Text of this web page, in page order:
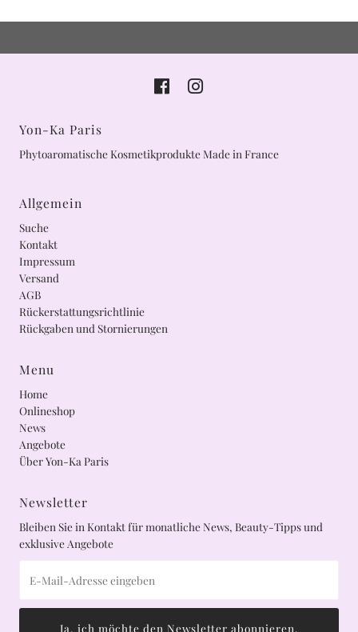
Yon-Ka Paris
Phytoaromatische Kosmetikprodukte Made in France
Allgemein
Suche
Kontakt
Impressum
Versand
AGB
Rückerstattungsrichtlinie
Rückgaben und Stornierungen
Menu
Home
Onlineshop
News
Angebote
Über Yon-Ka Paris
Newsletter
Bleiben Sie in Kontakt für monatliche News, Beauty-Tipps und
exklusive Angebote